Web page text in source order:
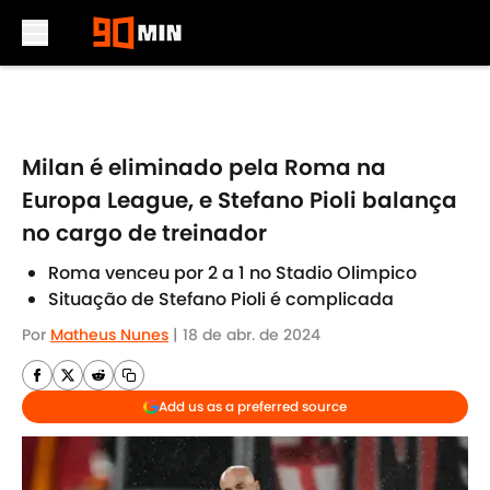
Milan é eliminado pela Roma na
Europa League, e Stefano Pioli balança
no cargo de treinador
Roma venceu por 2 a 1 no Stadio Olimpico
Situação de Stefano Pioli é complicada
Por Matheus Nunes | 18 de abr. de 2024
Add us as a preferred source